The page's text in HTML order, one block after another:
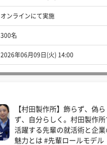
オンラインにて実施
300名
2026年06月09日(火) 14:00
【村田製作所】飾らず、偽ら
ず、自分らしく。村田製作所
活躍する先輩の就活術と企業
魅力とは #先輩ロールモデル